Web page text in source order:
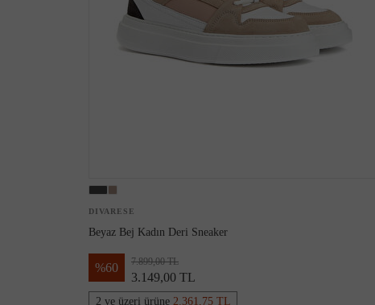
DIVARESE
Beyaz Bej Kadın Deri Sneaker
%60 7.899,00 TL
3.149,00 TL
2 ve üzeri ürüne 2.361,75 TL